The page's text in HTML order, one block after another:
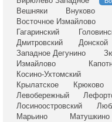
Вешняки
Внуково
Восточное Измайлово
Гагаринский
Дмитровский
Донской
Западное Дегунино
Измайлово
Косино-Ухтомский
Крылатское
Крюково
Левобережный
Лосиноостровский
Марьино
Матушкино